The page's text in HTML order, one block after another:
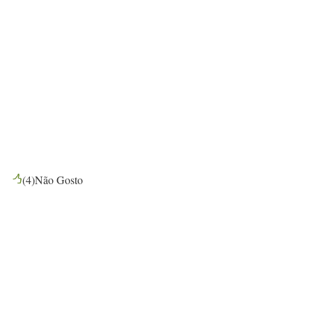
(4)Não Gosto